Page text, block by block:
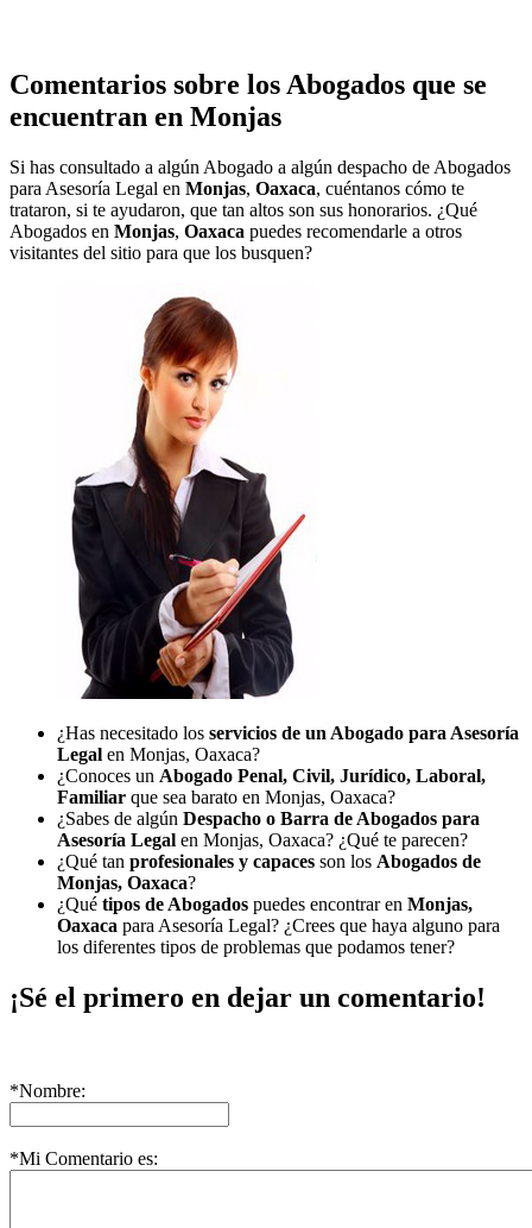
Comentarios sobre los Abogados que se
encuentran en Monjas
Si has consultado a algún Abogado a algún despacho de Abogados
para Asesoría Legal en Monjas, Oaxaca, cuéntanos cómo te
trataron, si te ayudaron, que tan altos son sus honorarios. ¿Qué
Abogados en Monjas, Oaxaca puedes recomendarle a otros
visitantes del sitio para que los busquen?
¿Has necesitado los servicios de un Abogado para Asesoría
Legal en Monjas, Oaxaca?
¿Conoces un Abogado Penal, Civil, Jurídico, Laboral,
Familiar que sea barato en Monjas, Oaxaca?
¿Sabes de algún Despacho o Barra de Abogados para
Asesoría Legal en Monjas, Oaxaca? ¿Qué te parecen?
¿Qué tan profesionales y capaces son los Abogados de
Monjas, Oaxaca?
¿Qué tipos de Abogados puedes encontrar en Monjas,
Oaxaca para Asesoría Legal? ¿Crees que haya alguno para
los diferentes tipos de problemas que podamos tener?
¡Sé el primero en dejar un comentario!
*Nombre:
*Mi Comentario es: